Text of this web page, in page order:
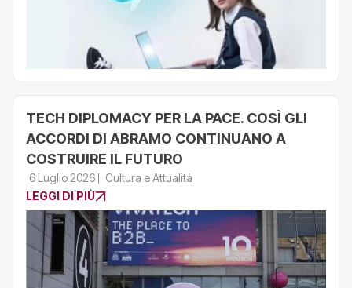
TECH DIPLOMACY PER LA PACE. COSÌ GLI
ACCORDI DI ABRAMO CONTINUANO A
COSTRUIRE IL FUTURO
6 Luglio 2026
Cultura e Attualità
LEGGI DI PIÙ